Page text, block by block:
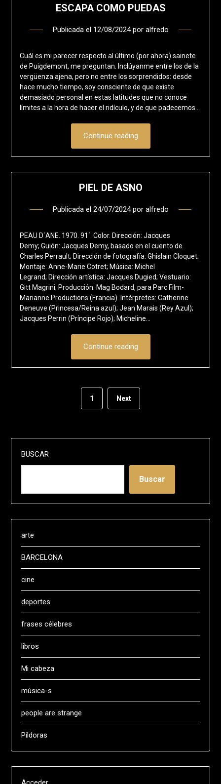
ESCAPA COMO PUEDAS
Publicada el 12/08/2024por alfredo
Cuál es mi parecer respecto al último (por ahora) sainete
de Puigdemont, me preguntan. Inclúyanme entre los de la
vergüenza ajena, pero no entre los sorprendidos: desde
hace mucho tiempo, soy consciente de que existe
demasiado personal en estas latitudes que no conoce
límites a la hora de hacer el ridículo, y de que padecemos…
Continue reading
PIEL DE ASNO
Publicada el 24/07/2024por alfredo
PEAU D´ANE. 1970. 91´. Color. Dirección: Jacques
Demy; Guión: Jacques Demy, basado en el cuento de
Charles Perrault; Dirección de fotografía: Ghislain Cloquet;
Montaje: Anne-Marie Cotret; Música: Michel
Legrand; Dirección artística: Jacques Dugied; Vestuario:
Gitt Magrini; Producción: Mag Bodard, para Parc Film-
Marianne Productions (Francia). Intérpretes: Catherine
Deneuve (Princesa/Reina azul); Jean Marais (Rey Azul);
Jacques Perrin (Príncipe Rojo); Micheline…
Continue reading
1 Next
BUSCAR
Buscar
arte
BARCELONA
cine
deportes
frases célebres
libros
Mi cabeza
música-s
people are strange
Píldoras